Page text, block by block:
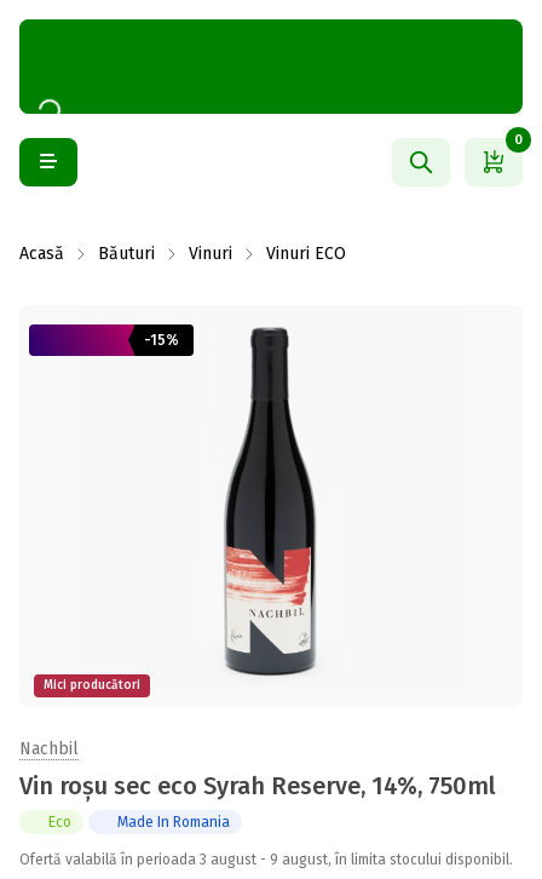
0
Acasă Băuturi Vinuri Vinuri ECO
-15%
Mici producători
Nachbil
Vin roșu sec eco Syrah Reserve, 14%, 750ml
Eco Made In Romania
Ofertă valabilă în perioada 3 august - 9 august, în limita stocului disponibil.